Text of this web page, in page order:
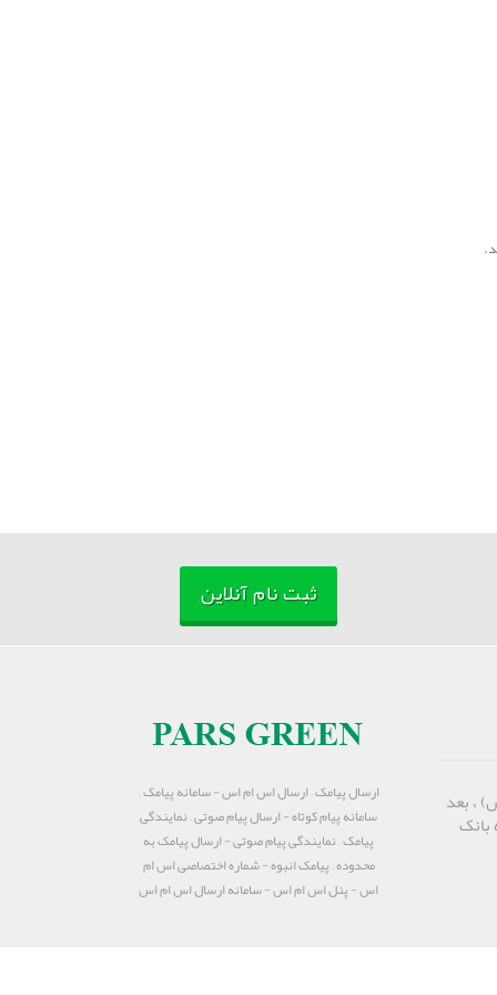
ثبت نام آنلاین
، بعد
بانک
ارسال پیامک – ارسال اس ام اس - سامانه پیامک –
سامانه پیام کوتاه - ارسال پیام صوتی – نمایندگی
پیامک – نمایندگی پیام صوتی - ارسال پیامک به
محدوده – پیامک انبوه - شماره اختصاصی اس ام
اس - پنل اس ام اس - سامانه ارسال اس ام اس